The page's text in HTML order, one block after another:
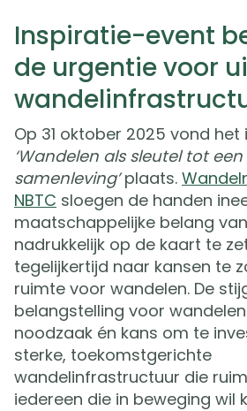
Inspiratie-event
de urgentie voor
Op 31 oktober 2025 vond
‘Wandelen als sleutel tot
samenleving’plaats.
NBTC sloegen de handen
maatschappelijke belang
nadrukkelijk op de kaart te
tegelijkertijd naar kansen te
ruimte voor wandelen. De
belangstelling voor
noodzaak én kans om te
sterke, toekomstgerichte
wandelinfrastructuur die
iedereen die in beweging wil